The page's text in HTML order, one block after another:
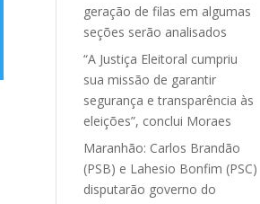
geração de filas em algumas
seções serão analisados
“A Justiça Eleitoral cumpriu
sua missão de garantir
segurança e transparência às
eleições”, conclui Moraes
Maranhão: Carlos Brandão
(PSB) e Lahesio Bonfim (PSC)
disputarão governo do